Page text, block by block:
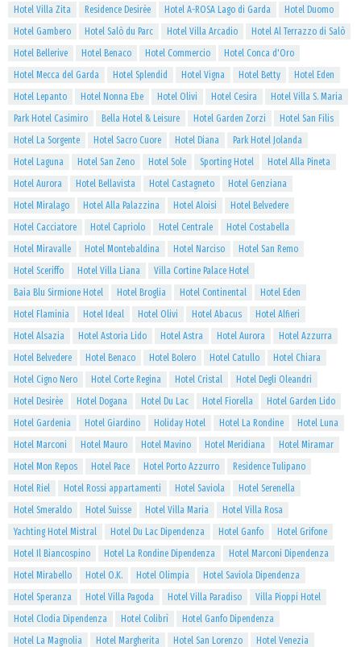
Hotel Villa Zita
Residence Desirèe Hotel A-ROSA Lago di Garda
Hotel Duomo
Hotel Gambero
Hotel Salò du Parc Hotel Villa Arcadio
Hotel Al Terrazzo di Salò
Hotel Bellerive
Hotel Benaco Hotel Commercio
Hotel Conca d'Oro
Hotel Mecca del Garda
Hotel Splendid Hotel Vigna Hotel Betty
Hotel Eden
Hotel Lepanto
Hotel Nonna Ebe Hotel Olivi Hotel Cesira
Hotel Villa S. Maria
Park Hotel Casimiro
Bella Hotel & Leisure Hotel Garden Zorzi
Hotel San Filis
Hotel La Sorgente
Hotel Sacro Cuore Hotel Diana
Park Hotel Jolanda
Hotel Laguna
Hotel San Zeno Hotel Sole Sporting Hotel
Hotel Alla Pineta
Hotel Aurora
Hotel Bellavista Hotel Castagneto
Hotel Genziana
Hotel Miralago
Hotel Alla Palazzina Hotel Aloisi
Hotel Belvedere
Hotel Cacciatore
Hotel Capriolo Hotel Centrale
Hotel Costabella
Hotel Miravalle
Hotel Montebaldina Hotel Narciso
Hotel San Remo
Hotel Sceriffo
Hotel Villa Liana
Villa Cortine Palace Hotel
Baia Blu Sirmione Hotel
Hotel Broglia Hotel Continental
Hotel Eden
Hotel Flaminia
Hotel Ideal Hotel Olivi Hotel Abacus
Hotel Alfieri
Hotel Alsazia
Hotel Astoria Lido Hotel Astra Hotel Aurora
Hotel Azzurra
Hotel Belvedere
Hotel Benaco Hotel Bolero Hotel Catullo
Hotel Chiara
Hotel Cigno Nero
Hotel Corte Regina Hotel Cristal
Hotel Degli Oleandri
Hotel Desirèe
Hotel Dogana Hotel Du Lac Hotel Fiorella
Hotel Garden Lido
Hotel Gardenia
Hotel Giardino Holiday Hotel Hotel La Rondine
Hotel Luna
Hotel Marconi
Hotel Mauro Hotel Mavino Hotel Meridiana
Hotel Miramar
Hotel Mon Repos
Hotel Pace Hotel Porto Azzurro
Residence Tulipano
Hotel Riel
Hotel Rossi appartamenti Hotel Saviola
Hotel Serenella
Hotel Smeraldo
Hotel Suisse Hotel Villa Maria
Hotel Villa Rosa
Yachting Hotel Mistral
Hotel Du Lac Dipendenza Hotel Ganfo
Hotel Grifone
Hotel Il Biancospino
Hotel La Rondine Dipendenza
Hotel Marconi Dipendenza
Hotel Mirabello
Hotel O.K. Hotel Olimpia
Hotel Saviola Dipendenza
Hotel Speranza
Hotel Villa Pagoda Hotel Villa Paradiso
Villa Pioppi Hotel
Hotel Clodia Dipendenza
Hotel Colibrì
Hotel Ganfo Dipendenza
Hotel La Magnolia
Hotel Margherita Hotel San Lorenzo
Hotel Venezia